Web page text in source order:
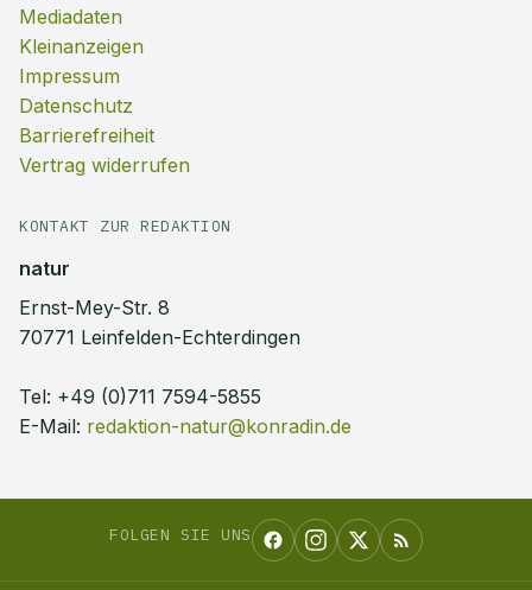
Mediadaten
Kleinanzeigen
Impressum
Datenschutz
Barrierefreiheit
Vertrag widerrufen
KONTAKT ZUR REDAKTION
natur
Ernst-Mey-Str. 8
70771 Leinfelden-Echterdingen
Tel: +49 (0)711 7594-5855
E-Mail: redaktion-natur@konradin.de
FOLGEN SIE UNS